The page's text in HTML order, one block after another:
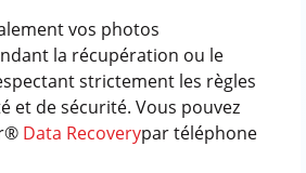
vos photos
la récupération ou le
strictement les règles
et de sécurité. Vous pouvez
Data Recoverypar téléphone